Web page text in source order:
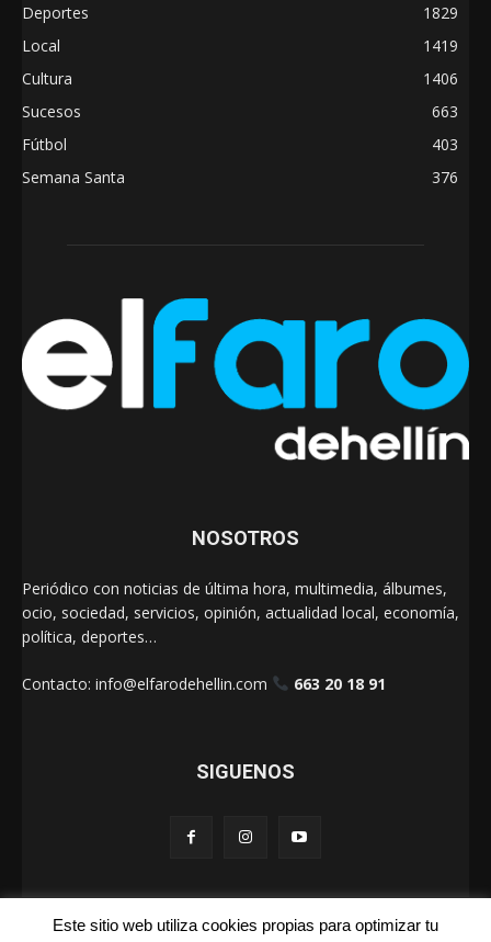
Deportes
1829
Local
1419
Cultura
1406
Sucesos
663
Fútbol
403
Semana Santa
376
NOSOTROS
Periódico con noticias de última hora, multimedia, álbumes,
ocio, sociedad, servicios, opinión, actualidad local, economía,
política, deportes…
Contacto: info@elfarodehellin.com 663 20 18 91
SIGUENOS
Este sitio web utiliza cookies propias para optimizar tu